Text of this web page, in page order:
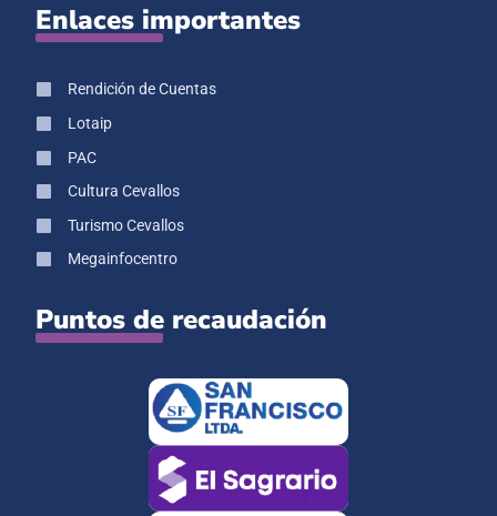
Enlaces importantes
Rendición de Cuentas
Lotaip
PAC
Cultura Cevallos
Turismo Cevallos
Megainfocentro
Puntos de recaudación